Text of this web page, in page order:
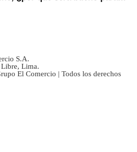
S.A.
Libre, Lima.
El Comercio | Todos los derechos